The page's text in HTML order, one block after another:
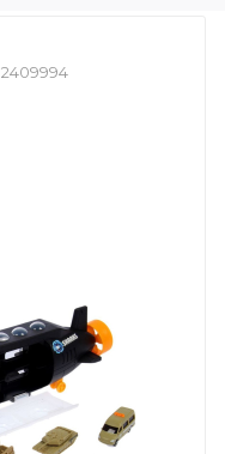
2409994